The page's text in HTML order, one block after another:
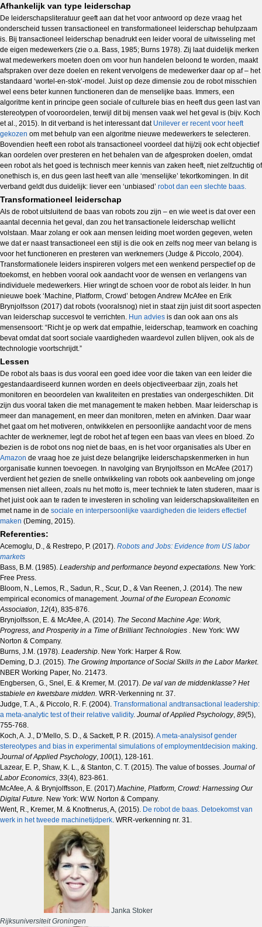
Afhankelijk van type leiderschap
De leiderschapsliteratuur geeft aan dat het voor antwoord op deze vraag het
onderscheid tussen transactioneel en transformationeel leiderschap behulpzaam
is. Bij transactioneel leiderschap benadrukt een leider vooral de uitwisseling met
de eigen medewerkers (zie o.a. Bass, 1985; Burns 1978). Zij laat duidelijk merken
wat medewerkers moeten doen om voor hun handelen beloond te worden, maakt
afspraken over deze doelen en rekent vervolgens de medewerker daar op af – het
standaard ‘wortel-en-stok’-model. Juist op deze dimensie zou de robot misschien
wel eens beter kunnen functioneren dan de menselijke baas. Immers, een
algoritme kent in principe geen sociale of culturele bias en heeft dus geen last van
stereotypen of vooroordelen, terwijl dit bij mensen vaak wel het geval is (bijv. Koch
et al., 2015). In dit verband is het interessant dat Unilever er recent voor heeft
gekozen om met behulp van een algoritme nieuwe medewerkers te selecteren.
Bovendien heeft een robot als transactioneel voordeel dat hij/zij ook echt objectief
kan oordelen over presteren en het behalen van de afgesproken doelen, omdat
een robot als het goed is technisch meer kennis van zaken heeft, niet zelfzuchtig of
onethisch is, en dus geen last heeft van alle ‘menselijke’ tekortkomingen. In dit
verband geldt dus duidelijk: liever een ‘unbiased’ robot dan een slechte baas.
Transformationeel leiderschap
Als de robot uitsluitend de baas van robots zou zijn – en wie weet is dat over een
aantal decennia het geval, dan zou het transactionele leiderschap wellicht
volstaan. Maar zolang er ook aan mensen leiding moet worden gegeven, weten
we dat er naast transactioneel een stijl is die ook en zelfs nog meer van belang is
voor het functioneren en presteren van werknemers (Judge & Piccolo, 2004).
Transformationele leiders inspireren volgers met een wenkend perspectief op de
toekomst, en hebben vooral ook aandacht voor de wensen en verlangens van
individuele medewerkers. Hier wringt de schoen voor de robot als leider. In hun
nieuwe boek ‘Machine, Platform, Crowd’ betogen Andrew McAfee en Erik
Brynjolfsson (2017) dat robots (vooralsnog) niet in staat zijn juist dit soort aspecten
van leiderschap succesvol te verrichten. Hun advies is dan ook aan ons als
mensensoort: “Richt je op werk dat empathie, leiderschap, teamwork en coaching
bevat omdat dat soort sociale vaardigheden waardevol zullen blijven, ook als de
technologie voortschrijdt.”
Lessen
De robot als baas is dus vooral een goed idee voor die taken van een leider die
gestandaardiseerd kunnen worden en deels objectiveerbaar zijn, zoals het
monitoren en beoordelen van kwaliteiten en prestaties van ondergeschikten. Dit
zijn dus vooral taken die met management te maken hebben. Maar leiderschap is
meer dan management, en meer dan monitoren, meten en afvinken. Daar waar
het gaat om het motiveren, ontwikkelen en persoonlijke aandacht voor de mens
achter de werknemer, legt de robot het af tegen een baas van vlees en bloed. Zo
bezien is de robot ons nog niet de baas, en is het voor organisaties als Uber en
Amazon de vraag hoe ze juist deze belangrijke leiderschapskenmerken in hun
organisatie kunnen toevoegen. In navolging van Brynjolfsson en McAfee (2017)
verdient het gezien de snelle ontwikkeling van robots ook aanbeveling om jonge
mensen niet alleen, zoals nu het motto is, meer techniek te laten studeren, maar is
het juist ook aan te raden te investeren in scholing van leiderschapskwaliteiten en
met name in de sociale en interpersoonlijke vaardigheden die leiders effectief
maken (Deming, 2015).
Referenties:
Acemoglu, D., & Restrepo, P. (2017). Robots and Jobs: Evidence from US labor
markets
Bass, B.M. (1985). Leadership and performance beyond expectations. New York:
Free Press.
Bloom, N., Lemos, R., Sadun, R., Scur, D., & Van Reenen, J. (2014). The new
empirical economics of management. Journal of the European Economic
Association, 12(4), 835-876.
Brynjolfsson, E. & McAfee, A. (2014). The Second Machine Age: Work,
Progress, and Prosperity in a Time of Brilliant Technologies . New York: WW
Norton & Company.
Burns, J.M. (1978). Leadership. New York: Harper & Row.
Deming, D.J. (2015). The Growing Importance of Social Skills in the Labor Market.
NBER Working Paper, No. 21473.
Engbersen, G., Snel, E. & Kremer, M. (2017). De val van de middenklasse? Het
stabiele en kwetsbare midden. WRR-Verkenning nr. 37.
Judge, T. A., & Piccolo, R. F. (2004). Transformational andtransactional leadership:
a meta-analytic test of their relative validity. Journal of Applied Psychology, 89(5),
755-768.
Koch, A. J., D’Mello, S. D., & Sackett, P. R. (2015).A meta-analysisof gender
stereotypes and bias in experimental simulations of employmentdecision making.
Journal of Applied Psychology, 100(1), 128-161.
Lazear, E. P., Shaw, K. L., & Stanton, C. T. (2015). The value of bosses. Journal of
Labor Economics, 33(4), 823-861.
McAfee, A. & Brynjolffsson, E. (2017).Machine, Platform, Crowd: Harnessing Our
Digital Future. New York: W.W. Norton & Company.
Went, R., Kremer, M. & Knottnerus, A, (2015). De robot de baas. Detoekomst van
werk in het tweede machinetijdperk. WRR-verkenning nr. 31.
Janka Stoker
Rijksuniversiteit Groningen